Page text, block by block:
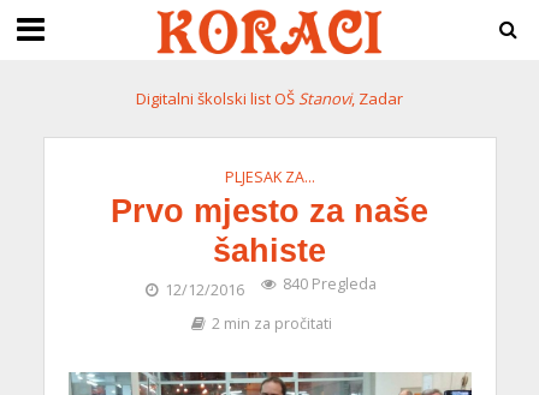
Digitalni školski list OŠStanovi, Zadar
PLJESAK ZA...
Prvo mjesto za naše
šahiste
12/12/2016
840 Pregleda
2 min za pročitati